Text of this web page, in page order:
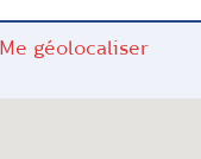
Me géolocaliser